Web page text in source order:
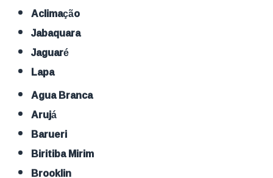
Aclimação
Jabaquara
Jaguaré
Lapa
Agua Branca
Arujá
Barueri
Biritiba Mirim
Brooklin